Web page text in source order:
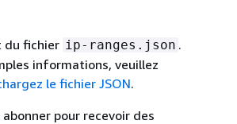
du fichier ip-ranges.json .
informations, veuillez
le fichier JSON.
abonner pour recevoir des